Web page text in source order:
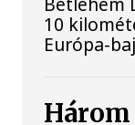
10
Európa-